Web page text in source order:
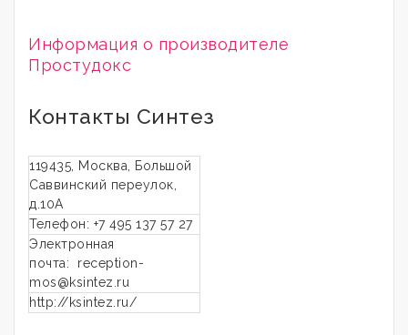
Информация о производителе
Простудокс
Контакты Синтез
119435, Москва, Большой
Саввинский переулок,
д.10А
Телефон: +7 495 137 57 27
Электронная
почта: reception-
mos@ksintez.ru
http://ksintez.ru/